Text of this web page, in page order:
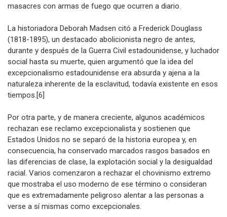
persistente racismo y la opresión de los afroamericanos, o las
La historiadora Deborah Madsen citó a Frederick Douglass
(1818-1895), un destacado abolicionista negro de antes,
durante y después de la Guerra Civil estadounidense, y luchador
social hasta su muerte, quien argumentó que la idea del
excepcionalismo estadounidense era absurda y ajena a la
naturaleza inherente de la esclavitud, todavía existente en esos
Por otra parte, y de manera creciente, algunos académicos
rechazan ese reclamo excepcionalista y sostienen que
Estados Unidos no se separó de la historia europea y, en
consecuencia, ha conservado marcados rasgos basados en
las diferencias de clase, la explotación social y la desigualdad
racial. Varios comenzaron a rechazar el chovinismo extremo
que mostraba el uso moderno de ese término o consideran
que es extremadamente peligroso alentar a las personas a